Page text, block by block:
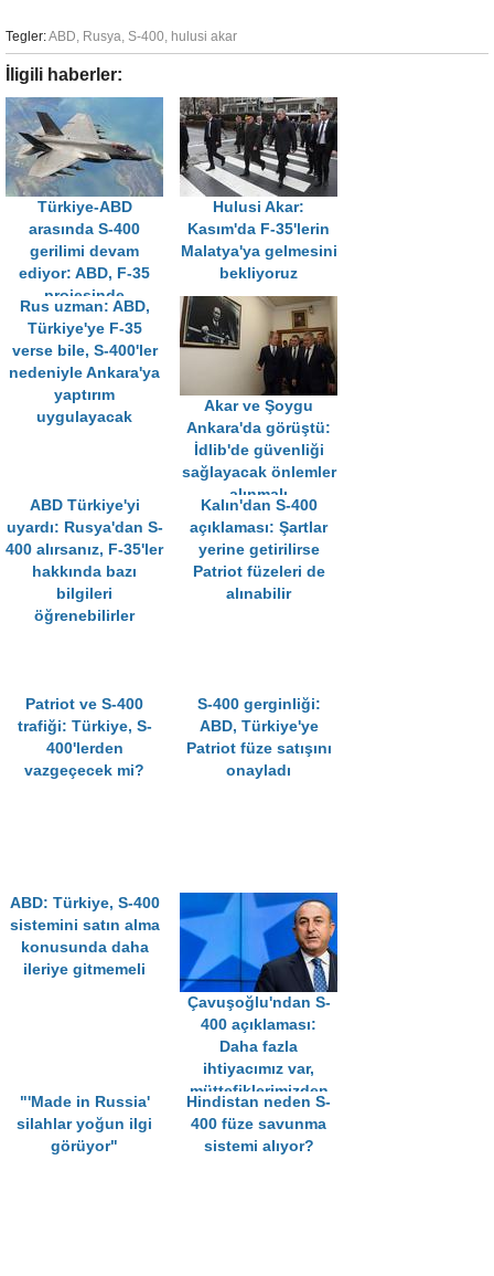
Tegler:ABD, Rusya, S-400, hulusi akar
İligili haberler:
Türkiye-ABD
arasında S-400
gerilimi devam
ediyor: ABD, F-35
projesinde
Türkiye'ye alternatif
arıyor
Hulusi Akar:
Kasım'da F-35'lerin
Malatya'ya gelmesini
bekliyoruz
Rus uzman: ABD,
Türkiye'ye F-35
verse bile, S-400'ler
nedeniyle Ankara'ya
yaptırım
uygulayacak
Akar ve Şoygu
Ankara'da görüştü:
İdlib'de güvenliği
sağlayacak önlemler
alınmalı
ABD Türkiye'yi
uyardı: Rusya'dan S-
400 alırsanız, F-35'ler
hakkında bazı
bilgileri
öğrenebilirler
Kalın'dan S-400
açıklaması: Şartlar
yerine getirilirse
Patriot füzeleri de
alınabilir
Patriot ve S-400
trafiği: Türkiye, S-
400'lerden
vazgeçecek mi?
S-400 gerginliği:
ABD, Türkiye'ye
Patriot füze satışını
onayladı
ABD: Türkiye, S-400
sistemini satın alma
konusunda daha
ileriye gitmemeli
Çavuşoğlu'ndan S-
400 açıklaması:
Daha fazla
ihtiyacımız var,
müttefiklerimizden
"'Made in Russia'
silahlar yoğun ilgi
görüyor"
Hindistan neden S-
400 füze savunma
sistemi alıyor?